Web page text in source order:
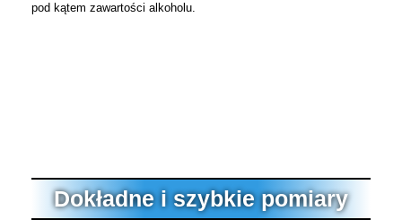
pod kątem zawartości alkoholu.
Dokładne i szybkie pomiary